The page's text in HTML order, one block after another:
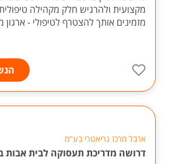
מקצועית ולהרגיש חלק מקהילה
מזמינים אותך להצטרף לטיפולי - ארגון
ארבל מרכז גריאטרי בע"מ
דרושה מדריכת תעסוקה לבית אבות